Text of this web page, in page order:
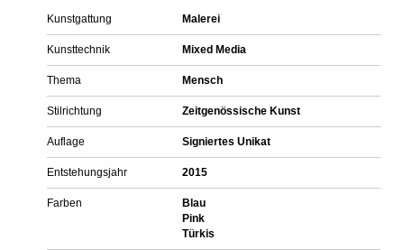
Kunstgattung Malerei
Kunsttechnik Mixed Media
Thema Mensch
Stilrichtung Zeitgenössische Kunst
Auflage Signiertes Unikat
Entstehungsjahr 2015
Farben
Blau
Pink
Türkis